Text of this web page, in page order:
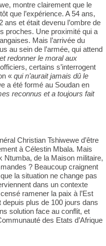
montre clairement que le
que l’expérience. A 54 ans,
ans et était devenu l’ombre de
proches. Une proximité qui a
Mais l’arrivée du
au sein de l’armée, qui attend
redonner le moral aux
certains s’interrogent
« qui n’aurait jamais dû le
a été formé au Soudan en
reconnus et a toujours fait
Christian Tshiwewe d’être
à Célestin Mbala. Mais
Ntumba, de la Maison militaire,
? Beaucoup craignent
la situation ne change pas
dans un contexte
ramener la paix à l’Est
plus de 100 jours dans
solution face au conflit, et
des Etats d’Afrique